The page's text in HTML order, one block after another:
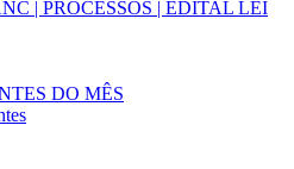
| PROCESSOS | EDITAL LEI
DO MÊS